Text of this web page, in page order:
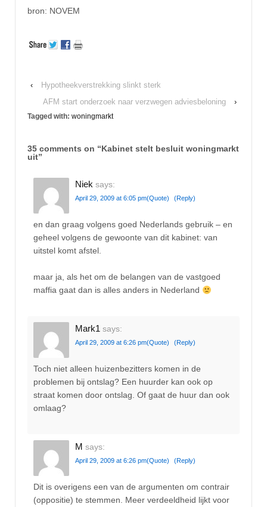
bron: NOVEM
‹
Hypotheekverstrekking slinkt sterk
AFM start onderzoek naar verzwegen adviesbeloning
›
Tagged with: woningmarkt
35 comments on “Kabinet stelt besluit woningmarkt
uit”
Niek says:
April 29, 2009 at 6:05 pm(Quote) (Reply)
en dan graag volgens goed Nederlands gebruik – en
geheel volgens de gewoonte van dit kabinet: van
uitstel komt afstel.
maar ja, als het om de belangen van de vastgoed
maffia gaat dan is alles anders in Nederland
Mark1 says:
April 29, 2009 at 6:26 pm(Quote) (Reply)
Toch niet alleen huizenbezitters komen in de
problemen bij ontslag? Een huurder kan ook op
straat komen door ontslag. Of gaat de huur dan ook
omlaag?
M says:
April 29, 2009 at 6:26 pm(Quote) (Reply)
Dit is overigens een van de argumenten om contrair
(oppositie) te stemmen. Meer verdeeldheid lijkt voor